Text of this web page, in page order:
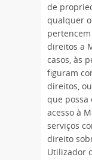
de
qualquer
direitos a
casos, às
figuram
direitos,
que possa
acesso à
serviços
direito
Utilizador